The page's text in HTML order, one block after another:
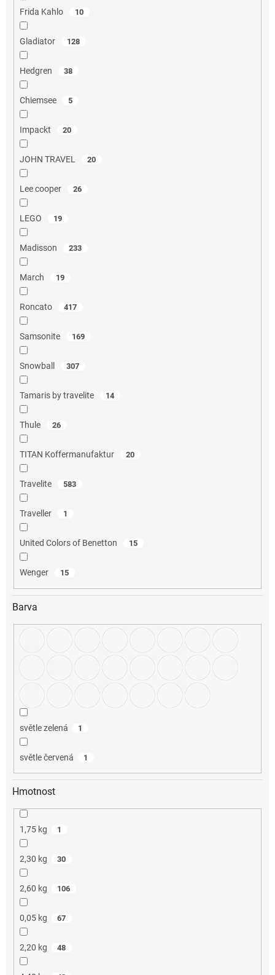
Frida Kahlo 10
Gladiator 128
Hedgren 38
Chiemsee 5
Impackt 20
JOHN TRAVEL 20
Lee cooper 26
LEGO 19
Madisson 233
March 19
Roncato 417
Samsonite 169
Snowball 307
Tamaris by travelite 14
Thule 26
TITAN Koffermanufaktur 20
Travelite 583
Traveller 1
United Colors of Benetton 15
Wenger 15
Barva
světle zelená 1
světle červená 1
Hmotnost
1,75 kg 1
2,30 kg 30
2,60 kg 106
0,05 kg 67
2,20 kg 48